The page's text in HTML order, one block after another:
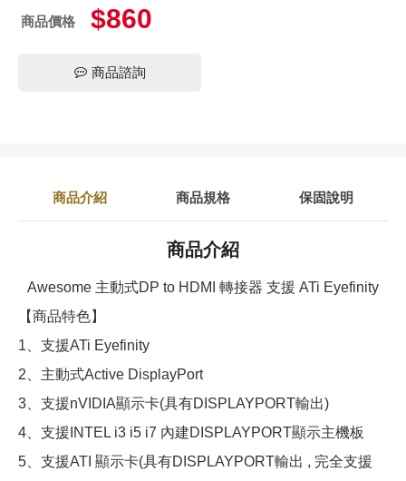
商品價格 $860
商品諮詢
商品介紹 商品規格 保固說明
商品介紹
Awesome 主動式DP to HDMI 轉接器 支援 ATi Eyefinity
【商品特色】
1、支援ATi Eyefinity
2、主動式Active DisplayPort
3、支援nVIDIA顯示卡(具有DISPLAYPORT輸出)
4、支援INTEL i3 i5 i7 內建DISPLAYPORT顯示主機板
5、支援ATI 顯示卡(具有DISPLAYPORT輸出 , 完全支援